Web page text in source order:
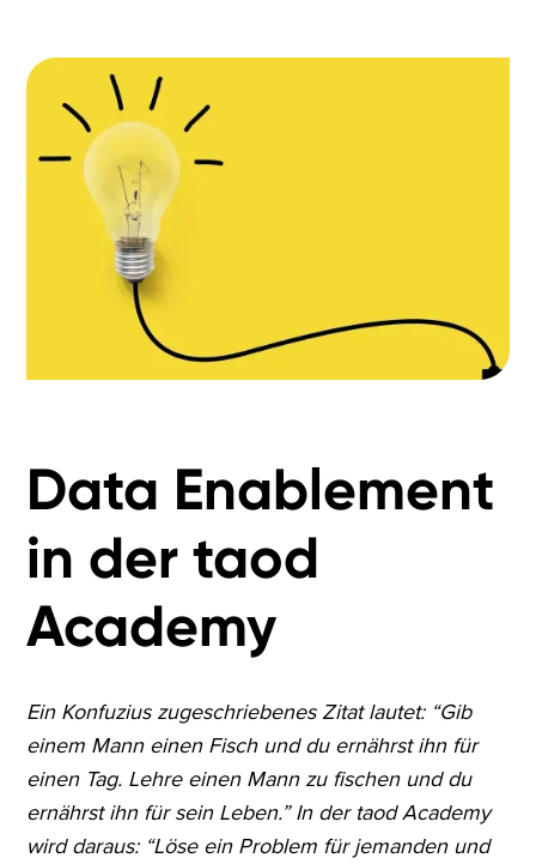
Data Enablement
in der taod
Academy
Ein Konfuzius zugeschriebenes Zitat lautet: “Gib
einem Mann einen Fisch und du ernährst ihn für
einen Tag. Lehre einen Mann zu fischen und du
ernährst ihn für sein Leben.” In der taod Academy
wird daraus: “Löse ein Problem für jemanden und